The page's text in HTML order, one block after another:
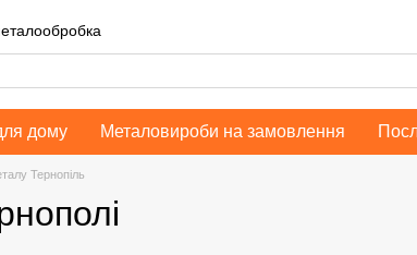
дому Металовироби на замовлення
Тернопіль